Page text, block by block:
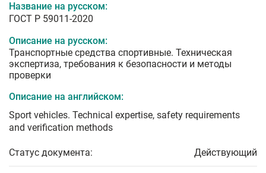
Название на русском:
ГОСТ Р 59011-2020
Описание на русском:
Транспортные средства спортивные. Техническая
экспертиза, требования к безопасности и методы
проверки
Описание на английском:
Sport vehicles. Technical expertise, safety requirements
and verification methods
Статус документа: Действующий